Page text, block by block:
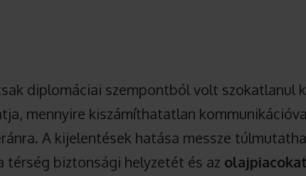
diplomáciai szempontból volt szokatlanul
mennyire kiszámíthatatlan
A kijelentések hatása messze
térség biztonsági helyzetét és az olajpiacokat